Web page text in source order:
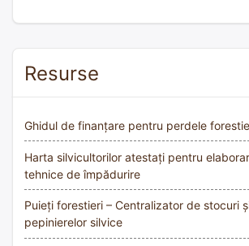
Resurse
Ghidul de finanțare pentru perdele
Harta silvicultorilor atestați pentru
tehnice de împădurire
Puieți forestieri – Centralizator de stocuri
pepinierelor silvice